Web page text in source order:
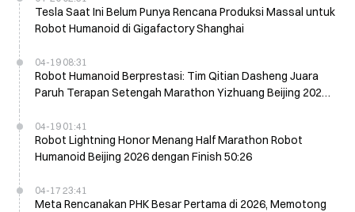
Tesla Saat Ini Belum Punya Rencana Produksi Massal untuk
Robot Humanoid di Gigafactory Shanghai
04-19 08:31
Robot Humanoid Berprestasi: Tim Qitian Dasheng Juara
Paruh Terapan Setengah Marathon Yizhuang Beijing 2026
04-19 01:41
Robot Lightning Honor Menang Half Marathon Robot
Humanoid Beijing 2026 dengan Finish 50:26
04-17 23:41
Meta Rencanakan PHK Besar Pertama di 2026, Memotong